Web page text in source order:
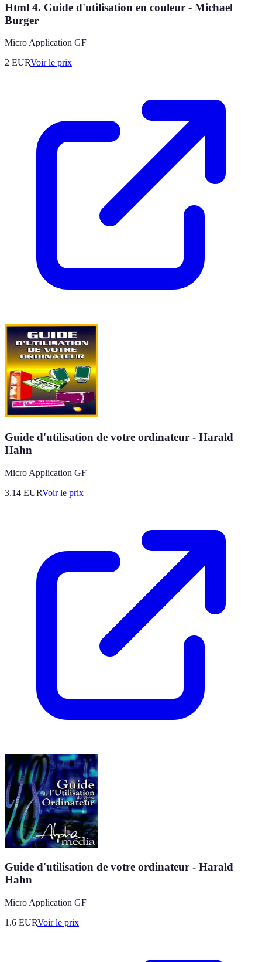
Html 4. Guide d'utilisation en couleur - Michael
Burger
Micro Application GF
2 EURVoir le prix
Guide d'utilisation de votre ordinateur - Harald
Hahn
Micro Application GF
3.14 EURVoir le prix
Guide d'utilisation de votre ordinateur - Harald
Hahn
Micro Application GF
1.6 EURVoir le prix